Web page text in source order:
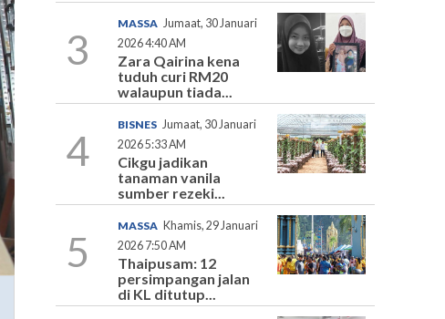
3
MASSA Jumaat, 30 Januari
2026 4:40 AM
Zara Qairina kena
tuduh curi RM20
walaupun tiada...
4
BISNES Jumaat, 30 Januari
2026 5:33 AM
Cikgu jadikan
tanaman vanila
sumber rezeki...
5
MASSA Khamis, 29 Januari
2026 7:50 AM
Thaipusam: 12
persimpangan jalan
di KL ditutup...